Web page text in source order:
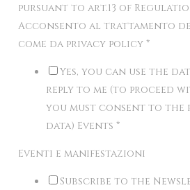
pursuant to art.13 of Regulation
Acconsento al trattamento
come da privacy policy *
Yes, you can use the
reply to me (to proceed
you must consent to the
data) Events *
Eventi e manifestazioni
Subscribe to the